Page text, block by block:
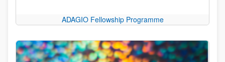
ADAGIO Fellowship Programme